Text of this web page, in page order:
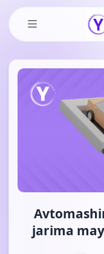
Skip to main content
jarima